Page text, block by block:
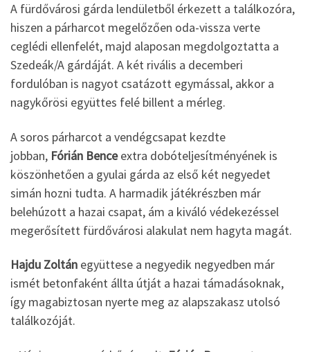
A fürdővárosi gárda lendületből érkezett a találkozóra,
hiszen a párharcot megelőzően oda-vissza verte
ceglédi ellenfelét, majd alaposan megdolgoztatta a
Szedeák/A gárdáját. A két rivális a decemberi
fordulóban is nagyot csatázott egymással, akkor a
nagykőrösi együttes felé billent a mérleg.
A soros párharcot a vendégcsapat kezdte
jobban, Fórián Benceextra dobóteljesítményének is
köszönhetően a gyulai gárda az első két negyedet
simán hozni tudta. A harmadik játékrészben már
belehúzott a hazai csapat, ám a kiváló védekezéssel
megerősített fürdővárosi alakulat nem hagyta magát.
Hajdu Zoltán együttese a negyedik negyedben már
ismét betonfaként állta útját a hazai támadásoknak,
így magabiztosan nyerte meg az alapszakasz utolsó
találkozóját.